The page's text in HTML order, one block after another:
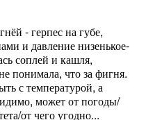
- герпес на губе,
и давление низенькое-
соплей и кашля,
понимала, что за фигня.
с температурой, а
может от погоды/
от чего угодно...